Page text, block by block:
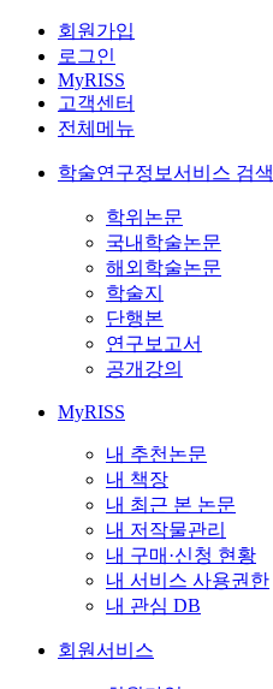
회원가입
로그인
MyRISS
고객센터
전체메뉴
학술연구정보서비스 검색
학위논문
국내학술논문
해외학술논문
학술지
단행본
연구보고서
공개강의
MyRISS
내 추천논문
내 책장
내 최근 본 논문
내 저작물관리
내 구매·신청 현황
내 서비스 사용권한
내 관심 DB
회원서비스